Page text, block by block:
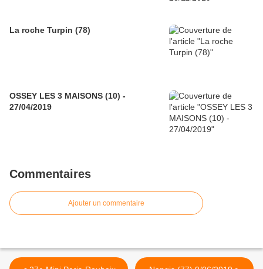
La roche Turpin (78)
OSSEY LES 3 MAISONS (10) -
27/04/2019
Commentaires
Ajouter un commentaire